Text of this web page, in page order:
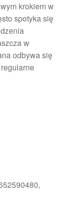
krokiem w
spotyka się
w
odbywa się